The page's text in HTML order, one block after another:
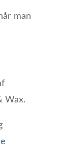
man
Wax.